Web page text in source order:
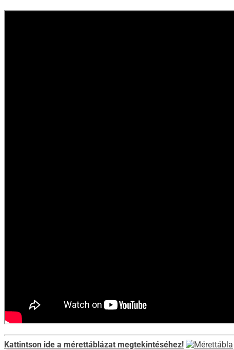
Kattintson ide a mérettáblázat megtekintéséhez!